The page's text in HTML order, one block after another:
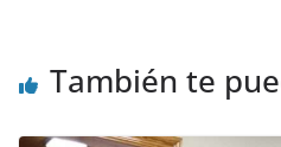
También te